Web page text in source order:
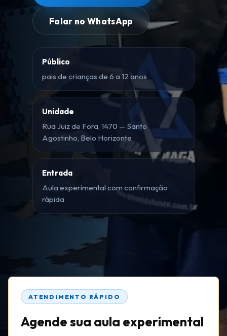
Falar no WhatsApp
Público
pais de crianças de 6 a 12 anos
Unidade
Rua Juiz de Fora, 1470 — Santo
Agostinho, Belo Horizonte
Entrada
Aula experimental com confirmação
rápida
ATENDIMENTO RÁPIDO
Agende sua aula experimental